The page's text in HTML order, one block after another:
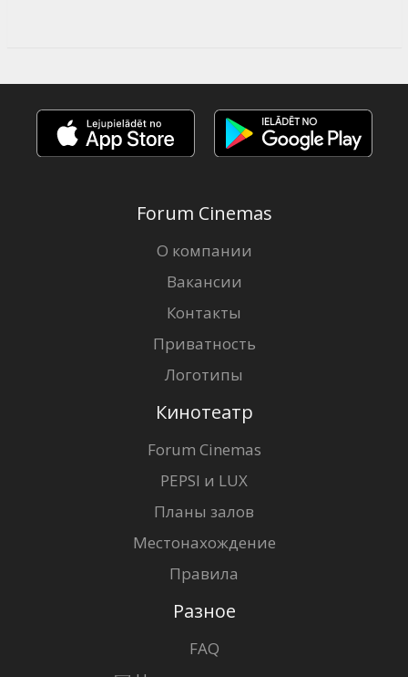
Forum Cinemas
О компании
Вакансии
Контакты
Приватность
Логотипы
Кинотеатр
Forum Cinemas
PEPSI и LUX
Планы залов
Местонахождение
Правила
Разное
FAQ